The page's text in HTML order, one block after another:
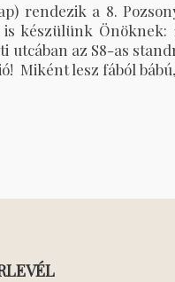
rendezik a 8.
készülünk Önöknek:
utcában az S8-as
Miként lesz fából